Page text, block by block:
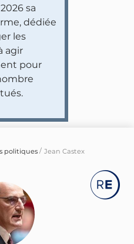
sa
dédiée
les
agir
pour
politiques Jean Castex